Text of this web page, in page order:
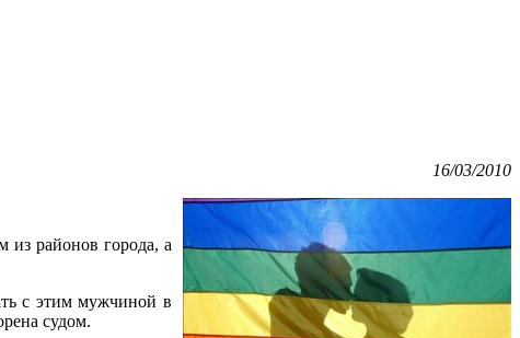
16/03/2010
из районов города, а
с этим мужчиной в
судом.